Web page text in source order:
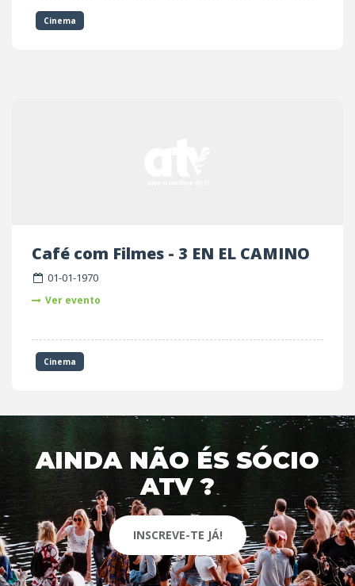
Cinema
Café com Filmes - 3 EN EL CAMINO
01-01-1970
Ver evento
Cinema
AINDA NÃO ÉS SÓCIO
ATV ?
INSCREVE-TE JÁ!